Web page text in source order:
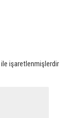
ile işaretlenmişlerdir